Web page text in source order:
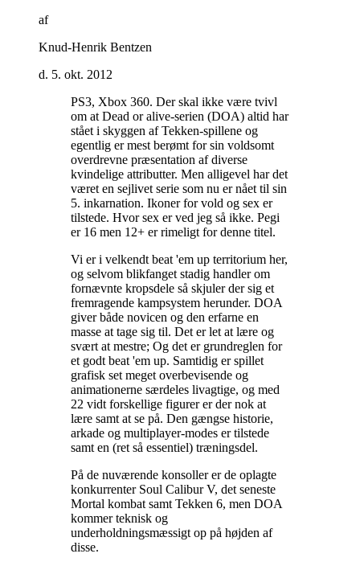
af
Knud-Henrik Bentzen
d. 5. okt. 2012
PS3, Xbox 360. Der skal ikke være tvivl
om at Dead or alive-serien (DOA) altid har
stået i skyggen af Tekken-spillene og
egentlig er mest berømt for sin voldsomt
overdrevne præsentation af diverse
kvindelige attributter. Men alligevel har det
været en sejlivet serie som nu er nået til sin
5. inkarnation. Ikoner for vold og sex er
tilstede. Hvor sex er ved jeg så ikke. Pegi
er 16 men 12+ er rimeligt for denne titel.
Vi er i velkendt beat 'em up territorium her,
og selvom blikfanget stadig handler om
fornævnte kropsdele så skjuler der sig et
fremragende kampsystem herunder. DOA
giver både novicen og den erfarne en
masse at tage sig til. Det er let at lære og
svært at mestre; Og det er grundreglen for
et godt beat 'em up. Samtidig er spillet
grafisk set meget overbevisende og
animationerne særdeles livagtige, og med
22 vidt forskellige figurer er der nok at
lære samt at se på. Den gængse historie,
arkade og multiplayer-modes er tilstede
samt en (ret så essentiel) træningsdel.
På de nuværende konsoller er de oplagte
konkurrenter Soul Calibur V, det seneste
Mortal kombat samt Tekken 6, men DOA
kommer teknisk og
underholdningsmæssigt op på højden af
disse.